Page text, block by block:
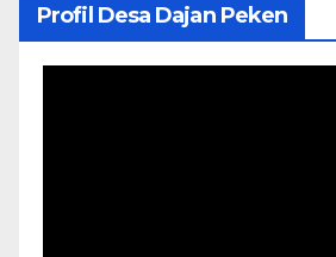
Profil Desa Dajan Peken